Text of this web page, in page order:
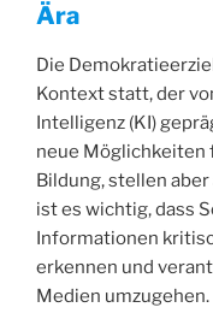
Ära
Die
Kontext statt, der
Intelligenz (KI)
neue Möglichkeiten
Bildung, stellen
ist es wichtig, dass
Informationen
erkennen und
Medien umzugehen.